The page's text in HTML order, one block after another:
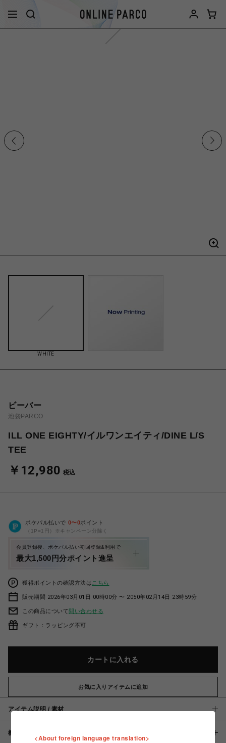
WHITE
ビーバー
池袋PARCO
ILL ONE EIGHTY/イルワンエイティ/DINE L/S
TEE
￥12,980 税込
ポケパル払いで 0〜0ポイント
（1P=1円）※キャンペーン分除く
会員登録後、ポケパル払い初回登録&利用で
最大1,500円分ポイント進呈
獲得ポイントの確認方法は こちら
販売期間 2026年03月01日 00時00分 〜 2050年02月14日 23時59分
この商品について問い合わせる
ギフト：ラッピング不可
カートに入れる
お気に入りアイテムに追加
アイテム説明 / 素材
概要
<About foreign language translation>